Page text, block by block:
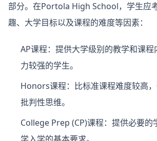
部分。在Portola High School，学生应
趣、大学目标以及课程的难度等因素：
AP课程：提供大学级别的教学和课
力较强的学生。
Honors课程：比标准课程难度较高
批判性思维。
College Prep (CP)课程：提供必要的